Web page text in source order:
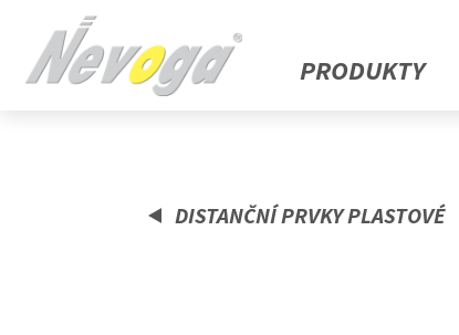
PRODUKTY
DISTANČNÍ PRVKY PLASTOVÉ